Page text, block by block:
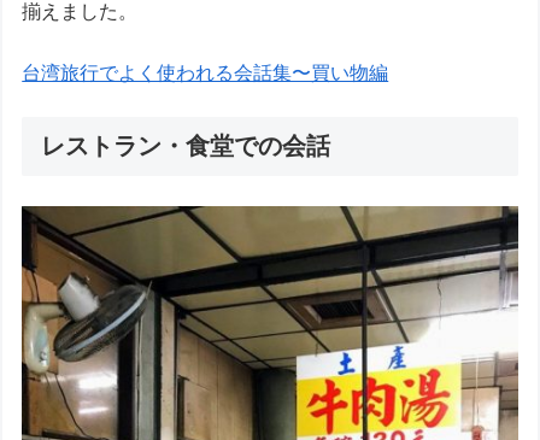
揃えました。
台湾旅行でよく使われる会話集〜買い物編
レストラン・食堂での会話